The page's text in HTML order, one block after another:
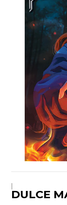
|
DULCE